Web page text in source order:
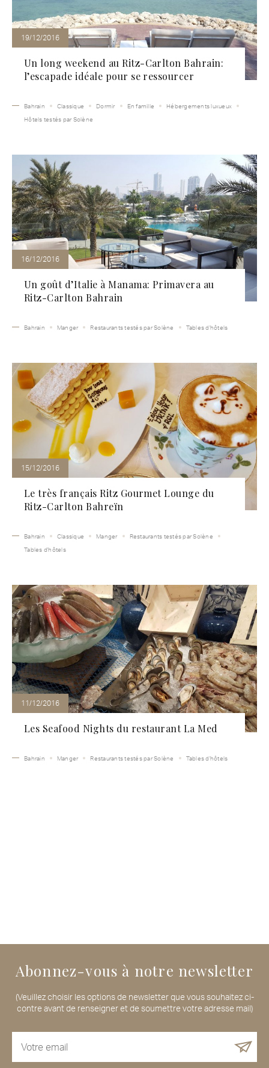
19/12/2016
Un long weekend au Ritz-Carlton Bahrain:
l’escapade idéale pour se ressourcer
Bahrain Classique Dormir En famille
Hébergements luxueux
Hôtels testés par Solène
16/12/2016
Un goût d’Italie à Manama: Primavera au
Ritz-Carlton Bahrain
Bahrain Manger Restaurants testés par Solène Tables d'hôtels
15/12/2016
Le très français Ritz Gourmet Lounge du
Ritz-Carlton Bahreïn
Bahrain Classique Manger
Restaurants testés par Solène
Tables d'hôtels
11/12/2016
Les Seafood Nights du restaurant La Med
Bahrain Manger Restaurants testés par Solène Tables d'hôtels
Abonnez-vous à notre newsletter
(Veuillez choisir les options de newsletter que vous souhaitez ci-
contre avant de renseigner et de soumettre votre adresse mail)